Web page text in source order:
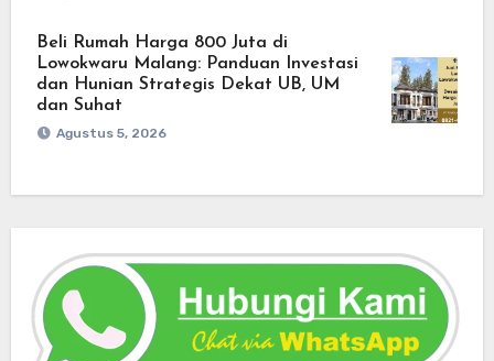
Beli Rumah Harga 800 Juta di
Lowokwaru Malang: Panduan Investasi
dan Hunian Strategis Dekat UB, UM
dan Suhat
Agustus 5, 2026